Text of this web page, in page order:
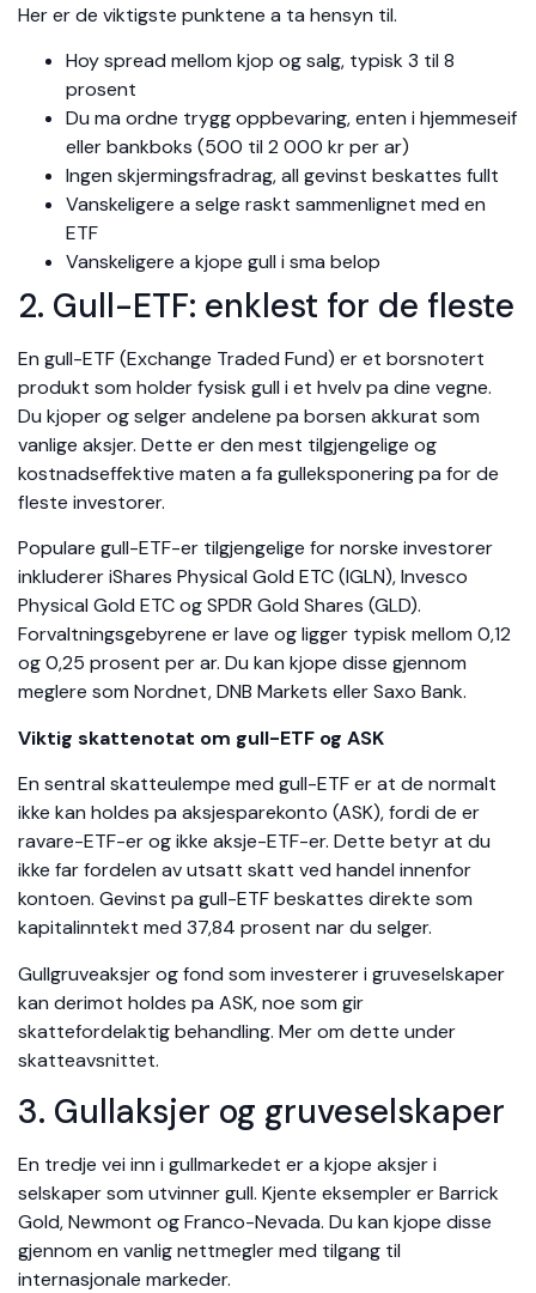
Her er de viktigste punktene a ta hensyn til.
Hoy spread mellom kjop og salg, typisk 3 til 8
prosent
Du ma ordne trygg oppbevaring, enten i hjemmeseif
eller bankboks (500 til 2 000 kr per ar)
Ingen skjermingsfradrag, all gevinst beskattes fullt
Vanskeligere a selge raskt sammenlignet med en
ETF
Vanskeligere a kjope gull i sma belop
2. Gull-ETF: enklest for de fleste
En gull-ETF (Exchange Traded Fund) er et borsnotert
produkt som holder fysisk gull i et hvelv pa dine vegne.
Du kjoper og selger andelene pa borsen akkurat som
vanlige aksjer. Dette er den mest tilgjengelige og
kostnadseffektive maten a fa gulleksponering pa for de
fleste investorer.
Populare gull-ETF-er tilgjengelige for norske investorer
inkluderer iShares Physical Gold ETC (IGLN), Invesco
Physical Gold ETC og SPDR Gold Shares (GLD).
Forvaltningsgebyrene er lave og ligger typisk mellom 0,12
og 0,25 prosent per ar. Du kan kjope disse gjennom
meglere som Nordnet, DNB Markets eller Saxo Bank.
Viktig skattenotat om gull-ETF og ASK
En sentral skatteulempe med gull-ETF er at de normalt
ikke kan holdes pa aksjesparekonto (ASK), fordi de er
ravare-ETF-er og ikke aksje-ETF-er. Dette betyr at du
ikke far fordelen av utsatt skatt ved handel innenfor
kontoen. Gevinst pa gull-ETF beskattes direkte som
kapitalinntekt med 37,84 prosent nar du selger.
Gullgruveaksjer og fond som investerer i gruveselskaper
kan derimot holdes pa ASK, noe som gir
skattefordelaktig behandling. Mer om dette under
skatteavsnittet.
3. Gullaksjer og gruveselskaper
En tredje vei inn i gullmarkedet er a kjope aksjer i
selskaper som utvinner gull. Kjente eksempler er Barrick
Gold, Newmont og Franco-Nevada. Du kan kjope disse
gjennom en vanlig nettmegler med tilgang til
internasjonale markeder.